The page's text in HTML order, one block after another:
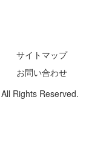
サイトマップ
お問い合わせ
Rights Reserved.